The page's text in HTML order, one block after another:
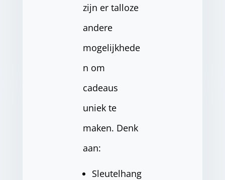
zijn er talloze
andere
mogelijkhede
n om
cadeaus
uniek te
maken. Denk
aan:
Sleutelhang